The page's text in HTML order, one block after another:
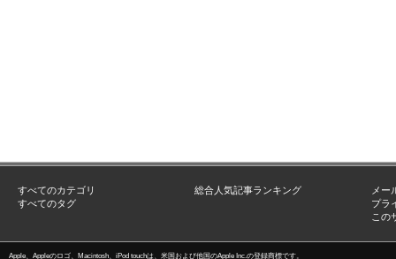
すべてのカテゴリ
すべてのタグ
総合人気記事ランキング
メー
プラ
この
Apple、Appleのロゴ、Macintosh、iPod touchは、米国および他国のApple Inc.の登録商標です。